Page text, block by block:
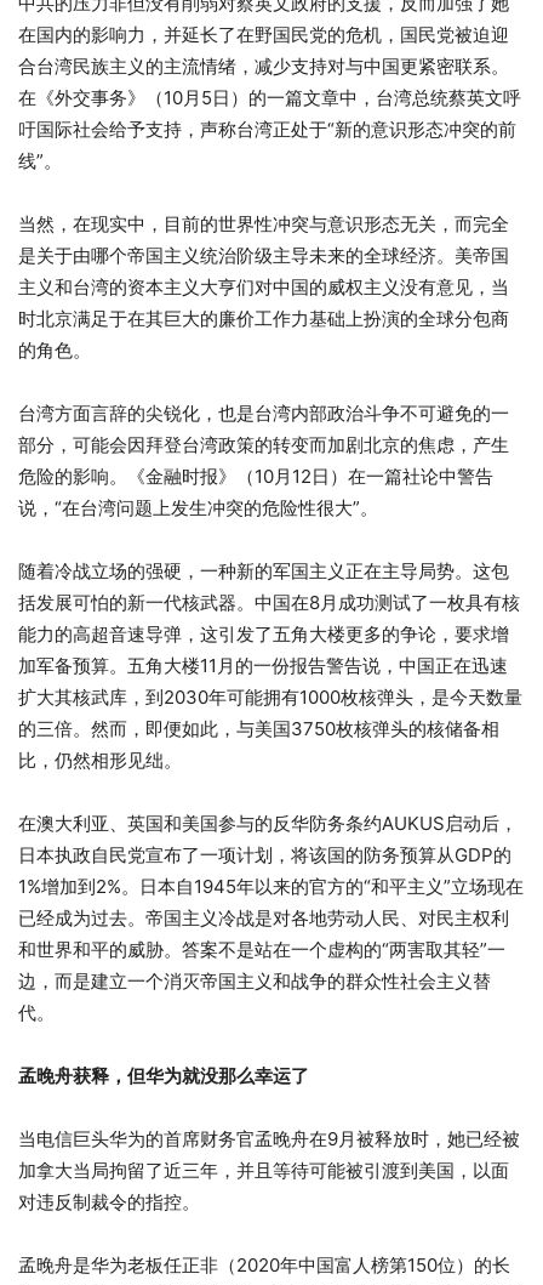
在国内的影响力，并延长了在野国民党的危机，国民党被迫迎
合台湾民族主义的主流情绪，减少支持对与中国更紧密联系。
在《外交事务》（10月5日）的一篇文章中，台湾总统蔡英文呼
吁国际社会给予支持，声称台湾正处于“新的意识形态冲突的前
线”。
当然，在现实中，目前的世界性冲突与意识形态无关，而完全
是关于由哪个帝国主义统治阶级主导未来的全球经济。美帝国
主义和台湾的资本主义大亨们对中国的威权主义没有意见，当
时北京满足于在其巨大的廉价工作力基础上扮演的全球分包商
的角色。
台湾方面言辞的尖锐化，也是台湾内部政治斗争不可避免的一
部分，可能会因拜登台湾政策的转变而加剧北京的焦虑，产生
危险的影响。《金融时报》（10月12日）在一篇社论中警告
说，“在台湾问题上发生冲突的危险性很大”。
随着冷战立场的强硬，一种新的军国主义正在主导局势。这包
括发展可怕的新一代核武器。中国在8月成功测试了一枚具有核
能力的高超音速导弹，这引发了五角大楼更多的争论，要求增
加军备预算。五角大楼11月的一份报告警告说，中国正在迅速
扩大其核武库，到2030年可能拥有1000枚核弹头，是今天数量
的三倍。然而，即便如此，与美国3750枚核弹头的核储备相
比，仍然相形见绌。
在澳大利亚、英国和美国参与的反华防务条约AUKUS启动后，
日本执政自民党宣布了一项计划，将该国的防务预算从GDP的
1%增加到2%。日本自1945年以来的官方的“和平主义”立场现在
已经成为过去。帝国主义冷战是对各地劳动人民、对民主权利
和世界和平的威胁。答案不是站在一个虚构的“两害取其轻”一
边，而是建立一个消灭帝国主义和战争的群众性社会主义替
代。
孟晚舟获释，但华为就没那么幸运了
当电信巨头华为的首席财务官孟晚舟在9月被释放时，她已经被
加拿大当局拘留了近三年，并且等待可能被引渡到美国，以面
对违反制裁令的指控。
孟晚舟是华为老板任正非（2020年中国富人榜第150位）的长